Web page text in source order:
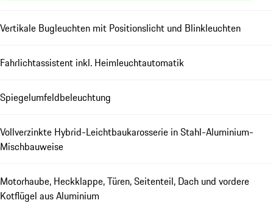
Vertikale Bugleuchten mit Positionslicht und Blinkleuchten
Fahrlichtassistent inkl. Heimleuchtautomatik
Spiegelumfeldbeleuchtung
Vollverzinkte Hybrid-Leichtbaukarosserie in Stahl-Aluminium-
Mischbauweise
Motorhaube, Heckklappe, Türen, Seitenteil, Dach und vordere
Kotflügel aus Aluminium